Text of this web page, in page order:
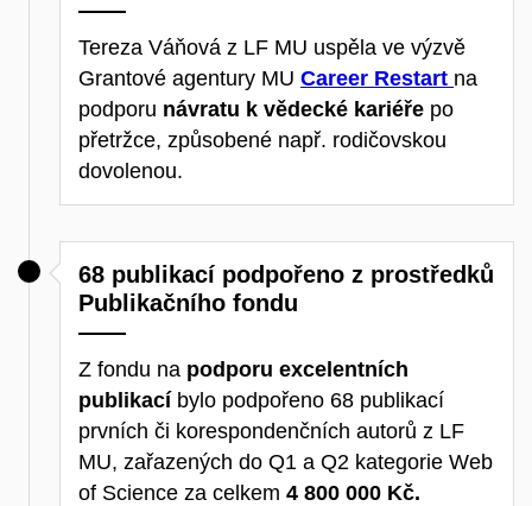
Tereza Váňová z LF MU uspěla ve výzvě
Grantové agentury MU Career Restart na
podporu návratu k vědecké kariéře po
přetržce, způsobené např. rodičovskou
dovolenou.
68 publikací podpořeno z prostředků
Publikačního fondu
Z fondu na podporu excelentních
publikacíbylo podpořeno 68 publikací
prvních či korespondenčních autorů z LF
MU, zařazených do Q1 a Q2 kategorie Web
of Science za celkem 4 800 000 Kč.